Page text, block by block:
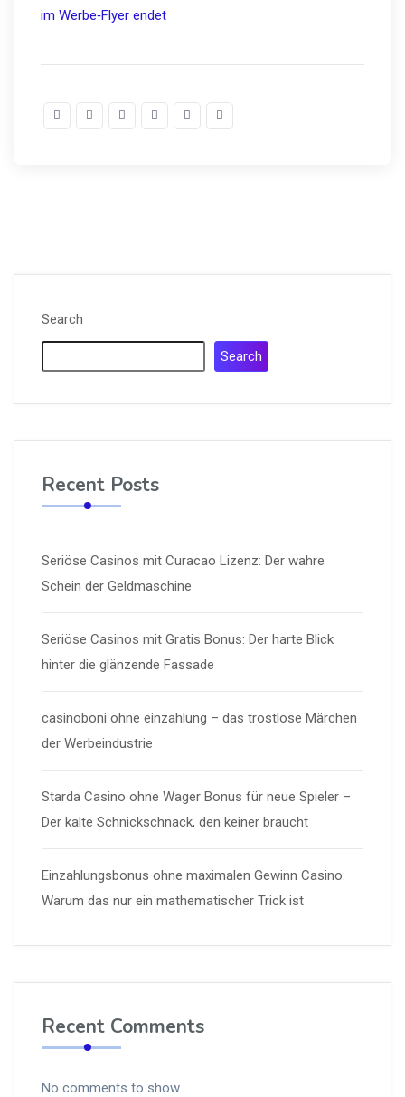
im Werbe‑Flyer endet
Search
Search
Recent Posts
Seriöse Casinos mit Curacao Lizenz: Der wahre
Schein der Geldmaschine
Seriöse Casinos mit Gratis Bonus: Der harte Blick
hinter die glänzende Fassade
casinoboni ohne einzahlung – das trostlose Märchen
der Werbeindustrie
Starda Casino ohne Wager Bonus für neue Spieler –
Der kalte Schnickschnack, den keiner braucht
Einzahlungsbonus ohne maximalen Gewinn Casino:
Warum das nur ein mathematischer Trick ist
Recent Comments
No comments to show.